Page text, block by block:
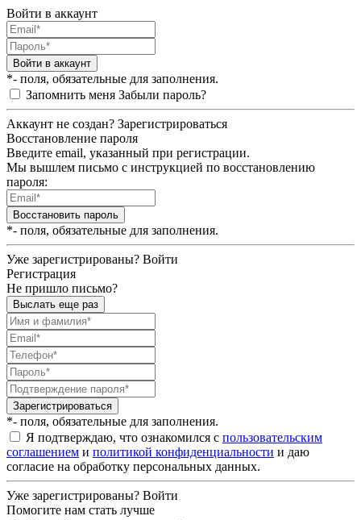
Войти в аккаунт
Войти в аккаунт
*- поля, обязательные для заполнения.
Запомнить меня Забыли пароль?
Аккаунт не создан? Зарегистрироваться
Восстановление пароля
Введите email, указанный при регистрации.
Мы вышлем письмо с инструкцией по восстановлению
пароля:
Восстановить пароль
*- поля, обязательные для заполнения.
Уже зарегистрированы? Войти
Регистрация
Не пришло письмо?
Выслать еще раз
Зарегистрироваться
*- поля, обязательные для заполнения.
Я подтверждаю, что ознакомился с пользовательским
соглашением и политикой конфиденциальности и даю
согласие на обработку персональных данных.
Уже зарегистрированы? Войти
Помогите нам стать лучше